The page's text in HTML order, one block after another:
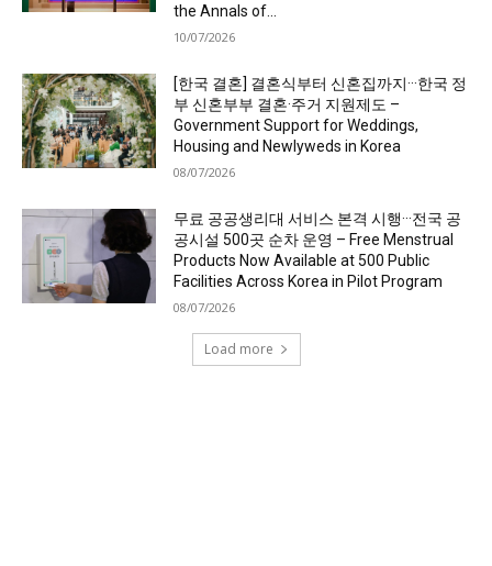
the Annals of...
10/07/2026
[한국 결혼] 결혼식부터 신혼집까지···한국 정
부 신혼부부 결혼·주거 지원제도 –
Government Support for Weddings,
Housing and Newlyweds in Korea
08/07/2026
무료 공공생리대 서비스 본격 시행···전국 공
공시설 500곳 순차 운영 – Free Menstrual
Products Now Available at 500 Public
Facilities Across Korea in Pilot Program
08/07/2026
Load more